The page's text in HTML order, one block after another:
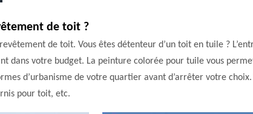
de toit ?
de toit. Vous êtes détenteur d’un toit en tuile ?
dans votre budget. La peinture colorée pour tuile vous
d’urbanisme de votre quartier avant d’arrêter votre
pour toit, etc.